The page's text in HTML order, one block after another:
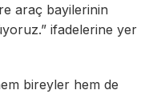
araç bayilerinin
ifadelerine yer
bireyler hem de